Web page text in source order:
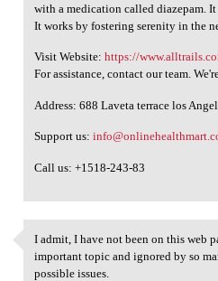
with a medication called diazepam.
It works by fostering serenity in the
Visit Website:https://
For assistance, contact our team.
Address: 688 Laveta terrace los
Support us:
Call us: +1518-243-83
I admit, I have not been on
I admit, I have not been on this web
important topic and ignored by so
possible issues.